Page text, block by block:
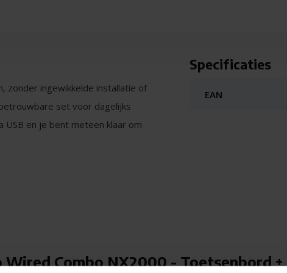
zonder ingewikkelde installatie of
set voor dagelijks
USB en je bent meteen klaar om
zoals je verwacht. De stille klik
Specificaties
EAN
Wired Combo NX2000 - Toetsenbord +